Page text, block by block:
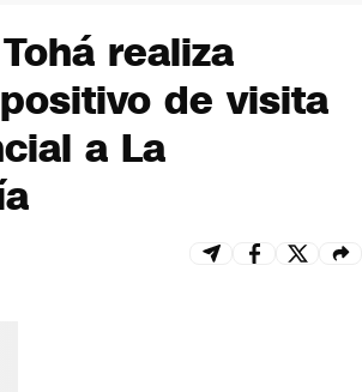
realiza
de visita
a La